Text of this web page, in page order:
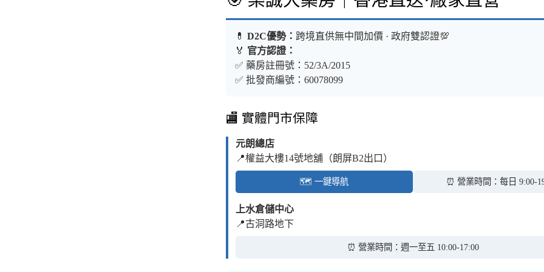
💊 D2C優勢： 跨境直供無中間加價 · 政府雙認證💯
🏅 官方認證：
✅ 藥房註冊號：52/3A/2015
✅ 批發商編號：60078099
🏬 實體門市保障
元朗總店
📍權益大樓14號地舖（朗屏B2出口）
🗺️ 一鍵導航 ⏰ 營業時間：每日 9:00-
上水倉儲中心
📍古洞路地下
⏰ 營業時間：週一至五 10:00-17:00